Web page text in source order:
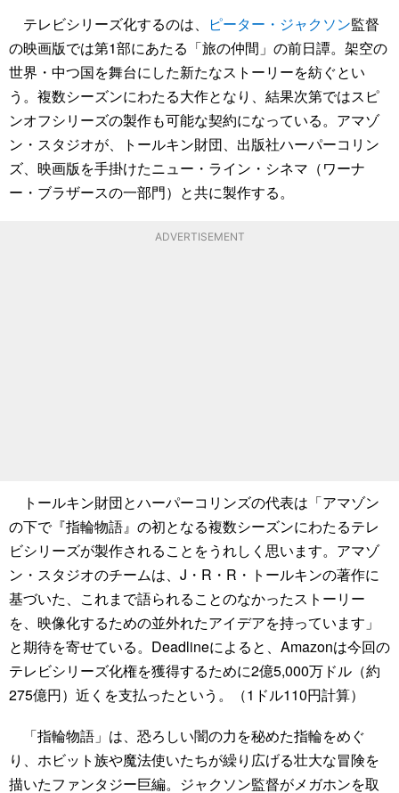
テレビシリーズ化するのは、 ピーター・ジャクソン監督
の映画版では第1部にあたる「旅の仲間」の前日譚。架空の
世界・中つ国を舞台にした新たなストーリーを紡ぐとい
う。複数シーズンにわたる大作となり、結果次第ではスピ
ンオフシリーズの製作も可能な契約になっている。アマゾ
ン・スタジオが、トールキン財団、出版社ハーパーコリン
ズ、映画版を手掛けたニュー・ライン・シネマ（ワーナ
ー・ブラザースの一部門）と共に製作する。
ADVERTISEMENT
トールキン財団とハーパーコリンズの代表は「アマゾン
の下で『指輪物語』の初となる複数シーズンにわたるテレ
ビシリーズが製作されることをうれしく思います。アマゾ
ン・スタジオのチームは、J・R・R・トールキンの著作に
基づいた、これまで語られることのなかったストーリー
を、映像化するための並外れたアイデアを持っています」
と期待を寄せている。Deadlineによると、Amazonは今回の
テレビシリーズ化権を獲得するために2億5,000万ドル（約
275億円）近くを支払ったという。（1ドル110円計算）
「指輪物語」は、恐ろしい闇の力を秘めた指輪をめぐ
り、ホビット族や魔法使いたちが繰り広げる壮大な冒険を
描いたファンタジー巨編。ジャクソン監督がメガホンを取